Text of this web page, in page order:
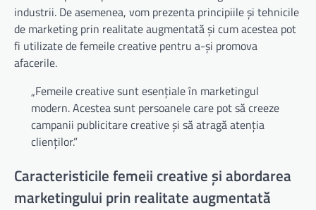
industrii. De asemenea, vom prezenta principiile și tehnicile
de marketing prin realitate augmentată și cum acestea pot
fi utilizate de femeile creative pentru a-și promova
afacerile.
„Femeile creative sunt esențiale în marketingul
modern. Acestea sunt persoanele care pot să creeze
campanii publicitare creative și să atragă atenția
clienților.”
Caracteristicile femeii creative și abordarea
marketingului prin realitate augmentată